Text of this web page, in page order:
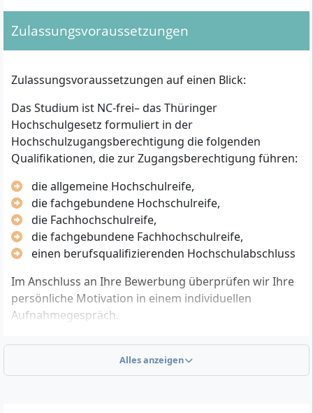
Zulassungsvoraussetzungen
Zulassungsvoraussetzungen auf einen Blick:
Das Studium ist NC-frei– das Thüringer
Hochschulgesetz formuliert in der
Hochschulzugangsberechtigung die folgenden
Qualifikationen, die zur Zugangsberechtigung führen:
die allgemeine Hochschulreife,
die fachgebundene Hochschulreife,
die Fachhochschulreife,
die fachgebundene Fachhochschulreife,
einen berufsqualifizierenden Hochschulabschluss
Im Anschluss an Ihre Bewerbung überprüfen wir Ihre
persönliche Motivation in einem individuellen
Aufnahmegespräch.
Alles anzeigen